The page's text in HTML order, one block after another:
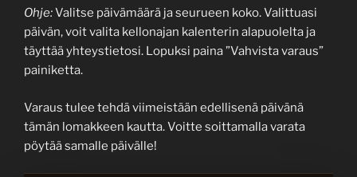
Ohje:Valitse päivämäärä ja seurueen koko. Valittuasi
päivän, voit valita kellonajan kalenterin alapuolelta ja
täyttää yhteystietosi. Lopuksi paina ”Vahvista varaus”
painiketta.
Varaus tulee tehdä viimeistään edellisenä päivänä
tämän lomakkeen kautta. Voitte soittamalla varata
pöytää samalle päivälle!